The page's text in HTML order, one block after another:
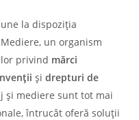
la dispoziția
un organism
privind mărci
și drepturi de
și mediere sunt tot mai
întrucât oferă soluții